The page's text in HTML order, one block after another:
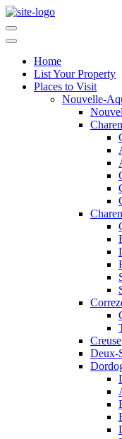
Home
List Your Property
Places to Visit
Nouvelle-
Creuse
Deux-